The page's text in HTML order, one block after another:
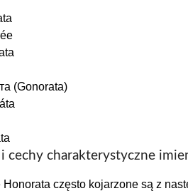
(Gonorata)
cechy charakterystyczne
często kojarzone są z